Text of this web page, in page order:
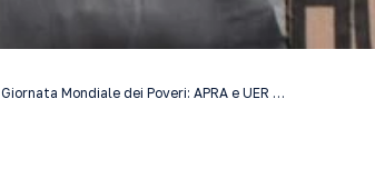
Giornata Mondiale dei Poveri: APRA e UER …